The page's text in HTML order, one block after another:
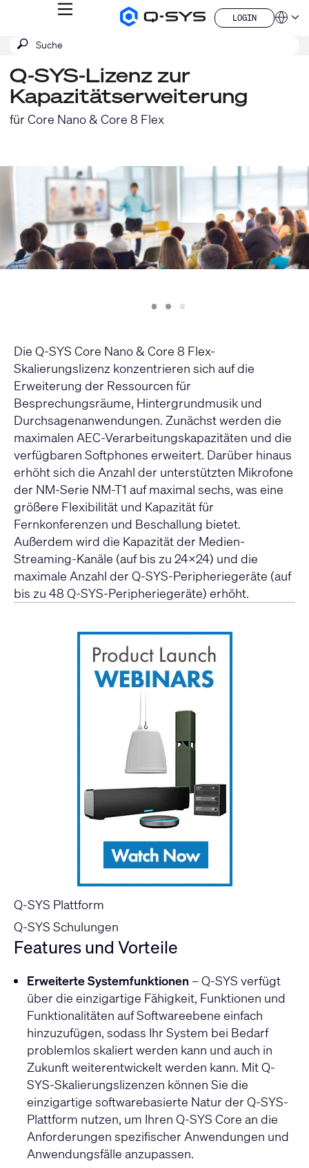
Q-
MENÜ
LOGIN
LOGIN
QSYS.com (English)
Deutsch
Español
Français
日本語
Suche
SUCHE
Q-SYS-Lizenz zur
Kapazitätserweiterung
für Core Nano & Core 8 Flex
Slide
1 Slide
2 Slide
3
Die Q-SYS Core Nano & Core 8 Flex-
Skalierungslizenz konzentrieren sich auf die
Erweiterung der Ressourcen für
Besprechungsräume, Hintergrundmusik und
Durchsagenanwendungen. Zunächst werden die
maximalen AEC-Verarbeitungskapazitäten und die
verfügbaren Softphones erweitert. Darüber hinaus
erhöht sich die Anzahl der unterstützten Mikrofone
der NM-Serie NM-T1 auf maximal sechs, was eine
größere Flexibilität und Kapazität für
Fernkonferenzen und Beschallung bietet.
Außerdem wird die Kapazität der Medien-
Streaming-Kanäle (auf bis zu 24x24) und die
maximale Anzahl der Q-SYS-Peripheriegeräte (auf
bis zu 48 Q-SYS-Peripheriegeräte) erhöht.
Q-SYS Plattform
Q-SYS Schulungen
Features und Vorteile
Erweiterte Systemfunktionen – Q-SYS verfügt
über die einzigartige Fähigkeit, Funktionen und
Funktionalitäten auf Softwareebene einfach
hinzuzufügen, sodass Ihr System bei Bedarf
problemlos skaliert werden kann und auch in
Zukunft weiterentwickelt werden kann. Mit Q-
SYS-Skalierungslizenzen können Sie die
einzigartige softwarebasierte Natur der Q-SYS-
Plattform nutzen, um Ihren Q-SYS Core an die
Anforderungen spezifischer Anwendungen und
Anwendungsfälle anzupassen.